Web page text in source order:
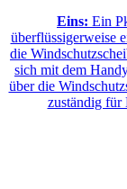
Eins: Ein
überflüssigerweise
die
sich mit dem
über die
zuständig für